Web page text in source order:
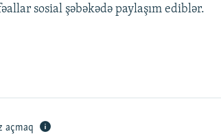
sosial şəbəkədə paylaşım ediblər.
açmaq